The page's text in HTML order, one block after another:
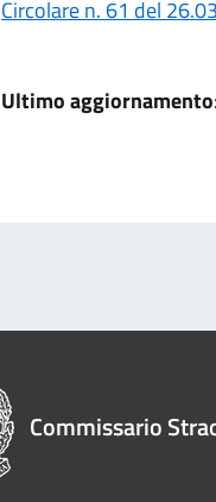
Circolare n. 61 del
Ultimo aggiornamento
Commissario